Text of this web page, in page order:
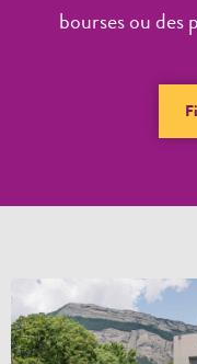
bourses ou des